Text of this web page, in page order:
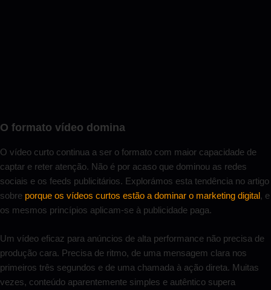
O formato vídeo domina
O vídeo curto continua a ser o formato com maior capacidade de
captar e reter atenção. Não é por acaso que dominou as redes
sociais e os feeds publicitários. Explorámos esta tendência no artigo
sobre porque os vídeos curtos estão a dominar o marketing digital, e
os mesmos princípios aplicam-se à publicidade paga.
Um vídeo eficaz para anúncios de alta performance não precisa de
produção cara. Precisa de ritmo, de uma mensagem clara nos
primeiros três segundos e de uma chamada à ação direta. Muitas
vezes, conteúdo aparentemente simples e autêntico supera